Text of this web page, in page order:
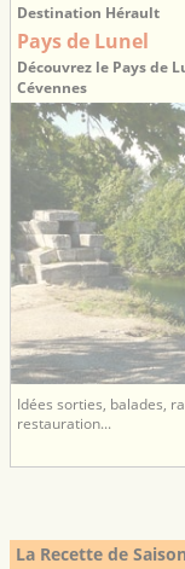
Destination Hérault
Pays de Lunel
Découvrez le Pays de
Cévennes
Idées sorties, balades,
restauration...
La Recette de Saison